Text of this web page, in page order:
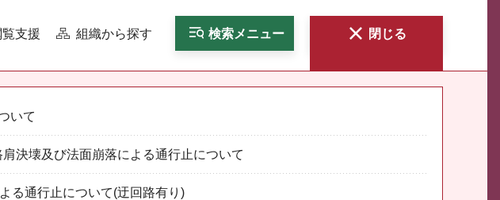
覧支援 組織から探す 検索メニュー 閉じる
いて
決壊及び法面崩落による通行止について
る通行止について(迂回路有り)